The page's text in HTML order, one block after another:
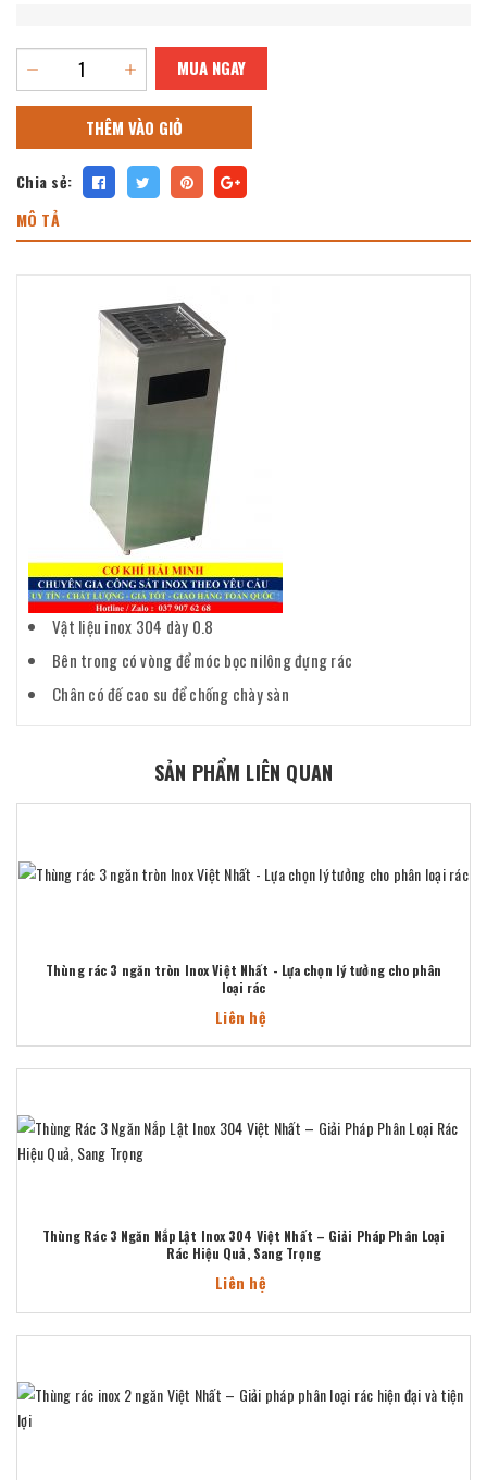
MUA NGAY
THÊM VÀO GIỎ
Chia sẻ:
MÔ TẢ
Vật liệu inox 304 dày 0.8
Bên trong có vòng để móc bọc nilông đựng rác
Chân có đế cao su để chống chày sàn
SẢN PHẨM LIÊN QUAN
Thùng rác 3 ngăn tròn Inox Việt Nhất - Lựa chọn lý tưởng cho phân
loại rác
Liên hệ
Thùng Rác 3 Ngăn Nắp Lật Inox 304 Việt Nhất – Giải Pháp Phân Loại
Rác Hiệu Quả, Sang Trọng
Liên hệ